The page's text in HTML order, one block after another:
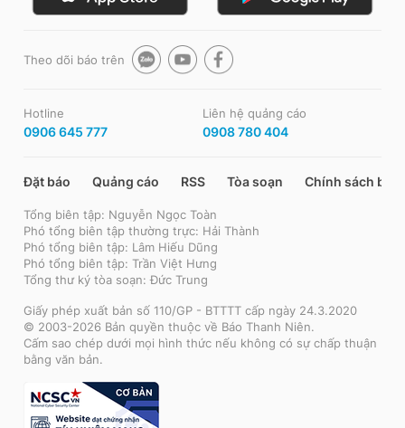
Theo dõi báo trên
Hotline
0906 645 777
Liên hệ quảng cáo
0908 780 404
Đặt báo Quảng cáo RSS Tòa soạn Chính sách bảo
Tổng biên tập: Nguyễn Ngọc Toàn
Phó tổng biên tập thường trực: Hải Thành
Phó tổng biên tập: Lâm Hiếu Dũng
Phó tổng biên tập: Trần Việt Hưng
Tổng thư ký tòa soạn: Đức Trung
Giấy phép xuất bản số 110/GP - BTTTT cấp ngày 24.3.2020
© 2003-2026 Bản quyền thuộc về Báo Thanh Niên.
Cấm sao chép dưới mọi hình thức nếu không có sự chấp thuận
bằng văn bản.